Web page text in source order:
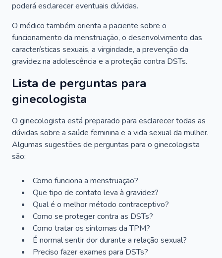
poderá esclarecer eventuais dúvidas.
O médico também orienta a paciente sobre o
funcionamento da menstruação, o desenvolvimento das
características sexuais, a virgindade, a prevenção da
gravidez na adolescência e a proteção contra DSTs.
Lista de perguntas para
ginecologista
O ginecologista está preparado para esclarecer todas as
dúvidas sobre a saúde feminina e a vida sexual da mulher.
Algumas sugestões de perguntas para o ginecologista
são:
Como funciona a menstruação?
Que tipo de contato leva à gravidez?
Qual é o melhor método contraceptivo?
Como se proteger contra as DSTs?
Como tratar os sintomas da TPM?
É normal sentir dor durante a relação sexual?
Preciso fazer exames para DSTs?